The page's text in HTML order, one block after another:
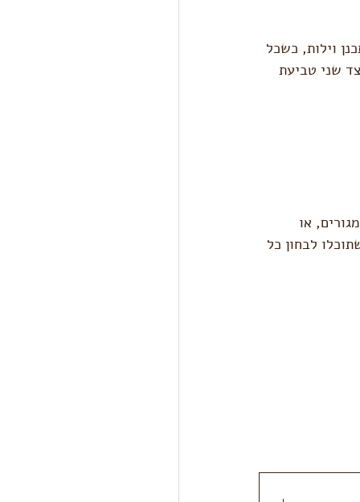
שלו נמכרה ב- 23 מליון דולר), תכנן וילות, כשכל
שני טביעת
או
לבחון כל